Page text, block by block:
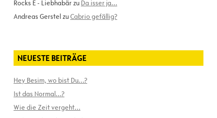
Rocks E - Liebhabärzu Da isser ja…
Andreas GerstelzuCabrio gefällig?
NEUESTE BEITRÄGE
Hey Besim, wo bist Du…?
Ist das Normal…?
Wie die Zeit vergeht…